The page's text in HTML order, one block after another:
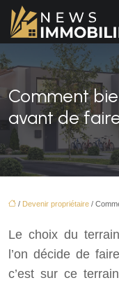
Comment
avant de
/ Devenir propriétaire /
Le choix du
l’on décide de
c’est sur ce